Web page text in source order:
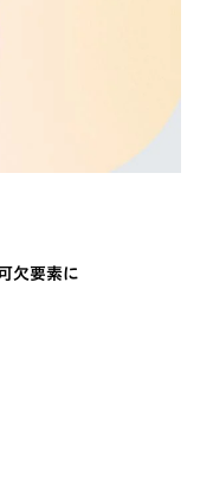
欠要素に